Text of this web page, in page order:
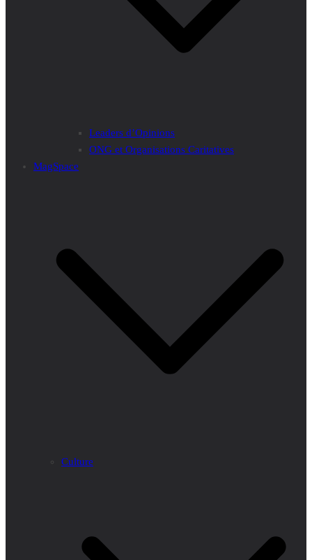
Leaders d’Opinions
ONG et Organisations Caritatives
MagSpace
Culture